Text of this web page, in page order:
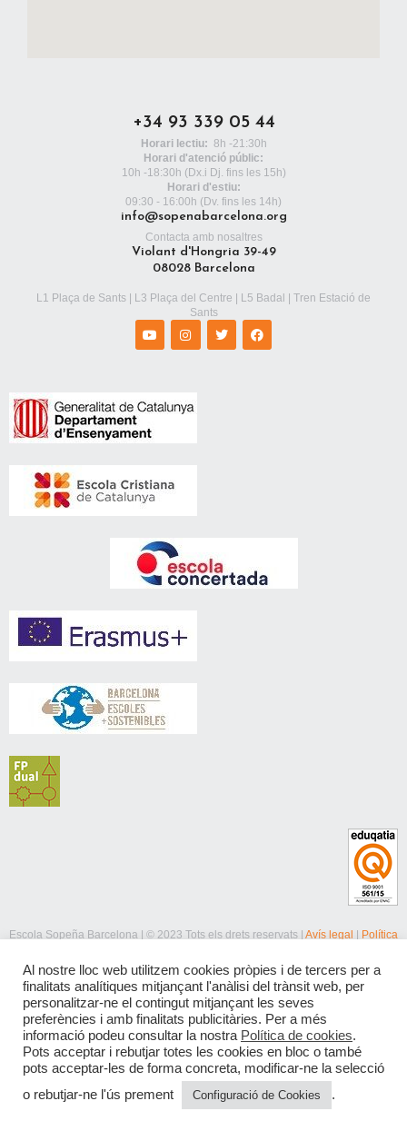
+34 93 339 05 44
Horari lectiu: 8h -21:30h
Horari d'atenció públic:
10h -18:30h (Dx.i Dj. fins les 15h)
Horari d'estiu:
09:30 - 16:00h (Dv. fins les 14h)
info@sopenabarcelona.org
Contacta amb nosaltres
Violant d'Hongria 39-49
08028 Barcelona
L1 Plaça de Sants | L3 Plaça del Centre | L5 Badal | Tren Estació de
Sants
Escola Sopeña Barcelona | © 2023 Tots els drets reservats | Avís legal | Política
Al nostre lloc web utilitzem cookies pròpies i de tercers per a
finalitats analítiques mitjançant l'anàlisi del trànsit web, per
personalitzar-ne el contingut mitjançant les seves
preferències i amb finalitats publicitàries. Per a més
informació podeu consultar la nostra Política de cookies.
Pots acceptar i rebutjar totes les cookies en bloc o també
pots acceptar-les de forma concreta, modificar-ne la selecció
o rebutjar-ne l'ús prement
Configuració de Cookies .